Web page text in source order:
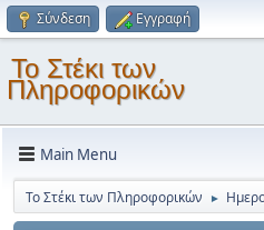
Σύνδεση Εγγραφή
Το Στέκι των
Πληροφορικών
Main Menu
Το Στέκι των Πληροφορικών ►